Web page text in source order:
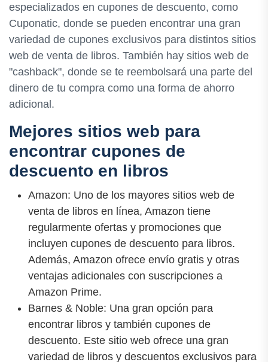
especializados en cupones de descuento, como
Cuponatic, donde se pueden encontrar una gran
variedad de cupones exclusivos para distintos sitios
web de venta de libros. También hay sitios web de
"cashback", donde se te reembolsará una parte del
dinero de tu compra como una forma de ahorro
adicional.
Mejores sitios web para
encontrar cupones de
descuento en libros
Amazon: Uno de los mayores sitios web de
venta de libros en línea, Amazon tiene
regularmente ofertas y promociones que
incluyen cupones de descuento para libros.
Además, Amazon ofrece envío gratis y otras
ventajas adicionales con suscripciones a
Amazon Prime.
Barnes & Noble: Una gran opción para
encontrar libros y también cupones de
descuento. Este sitio web ofrece una gran
variedad de libros y descuentos exclusivos para